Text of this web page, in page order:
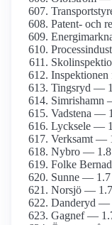
Patent- och
Tingsryd —
Simrishamn
Vadstena —
Lycksele —
Verksamt —
Nybro — 1.8
Folke
Sunne — 1.7
Norsjö — 1.7
Danderyd —
Gagnef —